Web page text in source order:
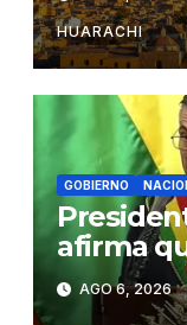
HUARACHI
GOBIERNO
afirma
AGO 6, 2026